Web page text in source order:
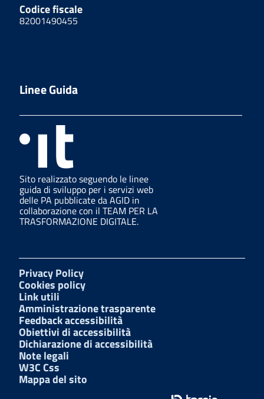
Codice fiscale
82001490455
Linee Guida
Sito realizzato seguendo le linee
guida di sviluppo per i servizi web
delle PA pubblicate da AGID in
collaborazione con il TEAM PER LA
TRASFORMAZIONE DIGITALE.
Privacy Policy
Cookies policy
Link utili
Amministrazione trasparente
Feedback accessibilità
Obiettivi di accessibilità
Dichiarazione di accessibilità
Note legali
W3C Css
Mappa del sito